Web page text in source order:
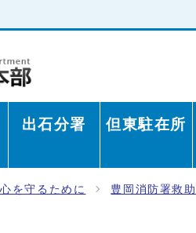
出石分署 但東駐在所
を守るために 豊岡消防署救